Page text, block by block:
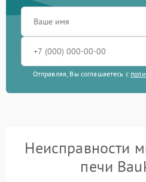
Отправляя, Вы соглашаетесь с
Неисправности
печи